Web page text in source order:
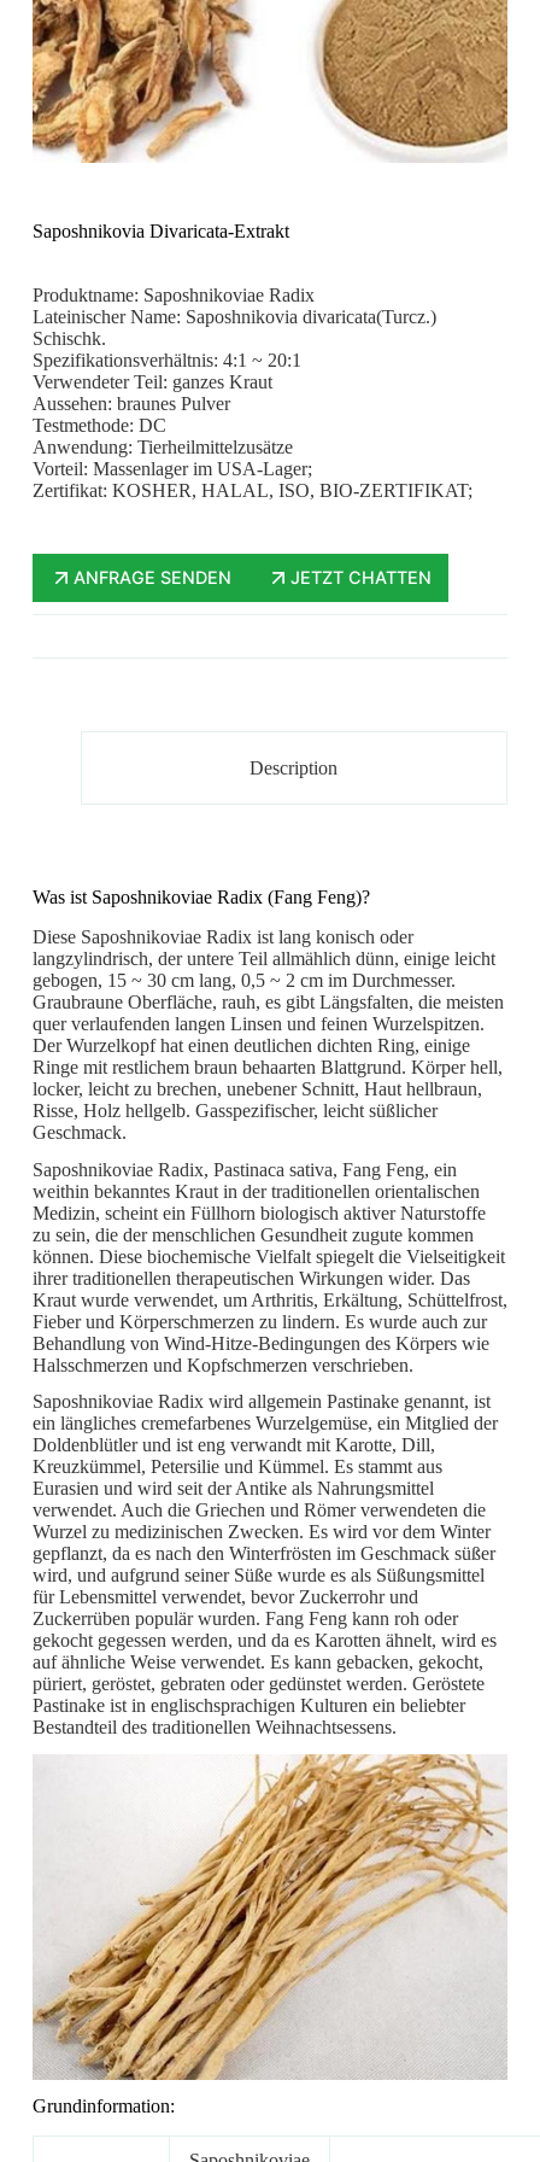
Saposhnikovia Divaricata-Extrakt
Produktname: Saposhnikoviae Radix
Lateinischer Name: Saposhnikovia divaricata(Turcz.)
Schischk.
Spezifikationsverhältnis: 4:1 ~ 20:1
Verwendeter Teil: ganzes Kraut
Aussehen: braunes Pulver
Testmethode: DC
Anwendung: Tierheilmittelzusätze
Vorteil: Massenlager im USA-Lager;
Zertifikat: KOSHER, HALAL, ISO, BIO-ZERTIFIKAT;
ANFRAGE SENDEN JETZT CHATTEN
Description
Was ist Saposhnikoviae Radix (Fang Feng)?
Diese Saposhnikoviae Radix ist lang konisch oder
langzylindrisch, der untere Teil allmählich dünn, einige leicht
gebogen, 15 ~ 30 cm lang, 0,5 ~ 2 cm im Durchmesser.
Graubraune Oberfläche, rauh, es gibt Längsfalten, die meisten
quer verlaufenden langen Linsen und feinen Wurzelspitzen.
Der Wurzelkopf hat einen deutlichen dichten Ring, einige
Ringe mit restlichem braun behaarten Blattgrund. Körper hell,
locker, leicht zu brechen, unebener Schnitt, Haut hellbraun,
Risse, Holz hellgelb. Gasspezifischer, leicht süßlicher
Geschmack.
Saposhnikoviae Radix, Pastinaca sativa, Fang Feng, ein
weithin bekanntes Kraut in der traditionellen orientalischen
Medizin, scheint ein Füllhorn biologisch aktiver Naturstoffe
zu sein, die der menschlichen Gesundheit zugute kommen
können. Diese biochemische Vielfalt spiegelt die Vielseitigkeit
ihrer traditionellen therapeutischen Wirkungen wider. Das
Kraut wurde verwendet, um Arthritis, Erkältung, Schüttelfrost,
Fieber und Körperschmerzen zu lindern. Es wurde auch zur
Behandlung von Wind-Hitze-Bedingungen des Körpers wie
Halsschmerzen und Kopfschmerzen verschrieben.
Saposhnikoviae Radix wird allgemein Pastinake genannt, ist
ein längliches cremefarbenes Wurzelgemüse, ein Mitglied der
Doldenblütler und ist eng verwandt mit Karotte, Dill,
Kreuzkümmel, Petersilie und Kümmel. Es stammt aus
Eurasien und wird seit der Antike als Nahrungsmittel
verwendet. Auch die Griechen und Römer verwendeten die
Wurzel zu medizinischen Zwecken. Es wird vor dem Winter
gepflanzt, da es nach den Winterfrösten im Geschmack süßer
wird, und aufgrund seiner Süße wurde es als Süßungsmittel
für Lebensmittel verwendet, bevor Zuckerrohr und
Zuckerrüben populär wurden. Fang Feng kann roh oder
gekocht gegessen werden, und da es Karotten ähnelt, wird es
auf ähnliche Weise verwendet. Es kann gebacken, gekocht,
püriert, geröstet, gebraten oder gedünstet werden. Geröstete
Pastinake ist in englischsprachigen Kulturen ein beliebter
Bestandteil des traditionellen Weihnachtsessens.
Grundinformation: